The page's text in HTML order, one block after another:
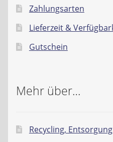
Impressum
Zahlungsarten
Lieferzeit &
Gutschein
Mehr über…
Recycling,